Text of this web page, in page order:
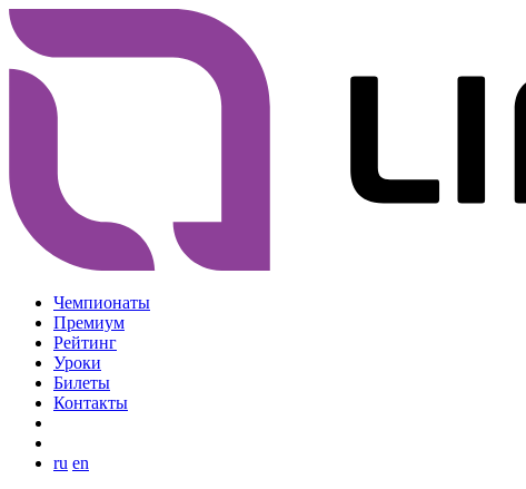
Чемпионаты
Премиум
Рейтинг
Уроки
Билеты
Контакты
ru en